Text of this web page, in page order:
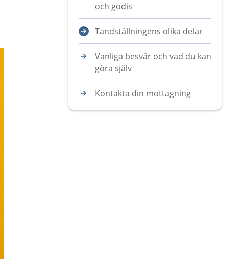
och godis
Tandställningens olika delar
Vanliga besvär och vad du kan
göra själv
Kontakta din mottagning